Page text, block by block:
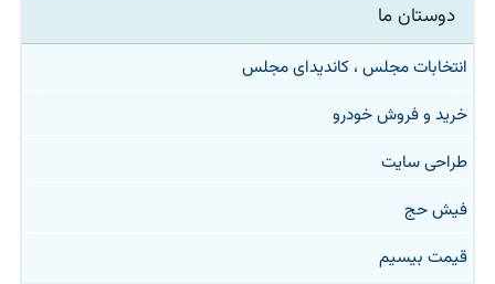
دوستان ما
انتخابات مجلس ، کاندیدای مجلس
خرید و فروش خودرو
طراحی سایت
فیش حج
قیمت بیسیم